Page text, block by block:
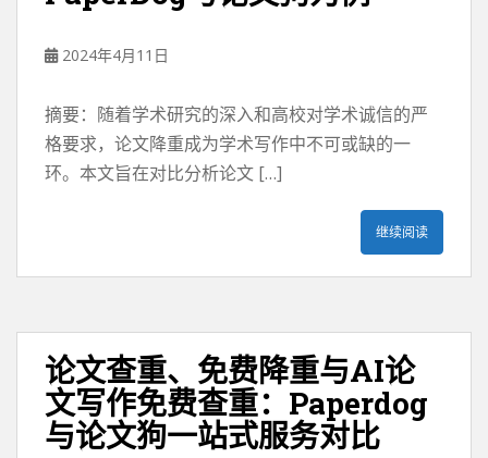
2024年4月11日
摘要：随着学术研究的深入和高校对学术诚信的严
格要求，论文降重成为学术写作中不可或缺的一
环。本文旨在对比分析论文 […]
继续阅读
论文查重、免费降重与AI论
文写作免费查重：Paperdog
与论文狗一站式服务对比